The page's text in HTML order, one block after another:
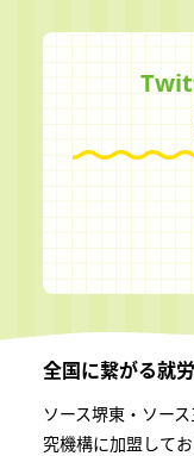
全国に繋がる就
ソース堺東・ソー
究機構に加盟してお